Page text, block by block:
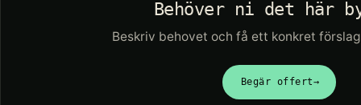
Behöver ni det här
Beskriv behovet och få ett konkret
Begär offert→